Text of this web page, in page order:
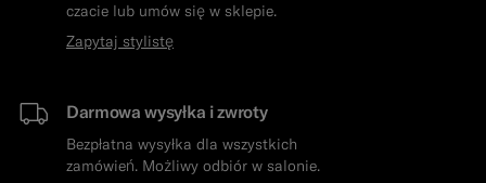
czacie lub umów się w sklepie.
Zapytaj stylistę
Darmowa wysyłka i zwroty
Bezpłatna wysyłka dla wszystkich
zamówień. Możliwy odbiór w salonie.